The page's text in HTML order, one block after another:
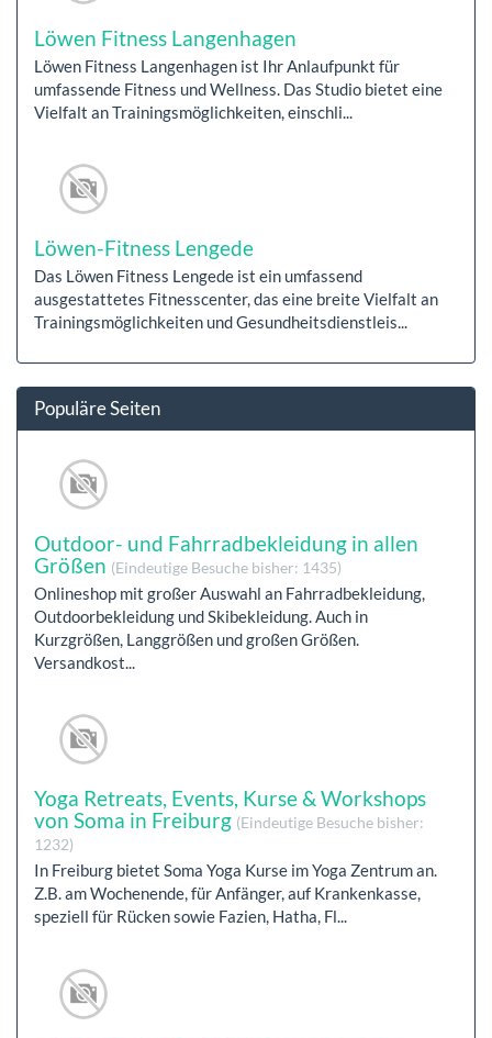
Löwen Fitness Langenhagen
Löwen Fitness Langenhagen ist Ihr Anlaufpunkt für
umfassende Fitness und Wellness. Das Studio bietet eine
Vielfalt an Trainingsmöglichkeiten, einschli...
Löwen-Fitness Lengede
Das Löwen Fitness Lengede ist ein umfassend
ausgestattetes Fitnesscenter, das eine breite Vielfalt an
Trainingsmöglichkeiten und Gesundheitsdienstleis...
Populäre Seiten
Outdoor- und Fahrradbekleidung in allen
Größen (Eindeutige Besuche bisher: 1435)
Onlineshop mit großer Auswahl an Fahrradbekleidung,
Outdoorbekleidung und Skibekleidung. Auch in
Kurzgrößen, Langgrößen und großen Größen.
Versandkost...
Yoga Retreats, Events, Kurse & Workshops
von Soma in Freiburg (Eindeutige Besuche bisher:
1232)
In Freiburg bietet Soma Yoga Kurse im Yoga Zentrum an.
Z.B. am Wochenende, für Anfänger, auf Krankenkasse,
speziell für Rücken sowie Fazien, Hatha, Fl...